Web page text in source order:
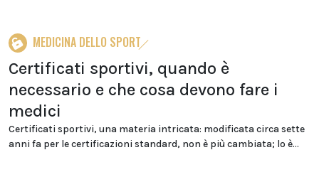
MEDICINA DELLO SPORT
Certificati sportivi, quando è
necessario e che cosa devono fare i
medici
Certificati sportivi, una materia intricata: modificata circa sette
anni fa per le certificazioni standard, non è più cambiata; lo è...